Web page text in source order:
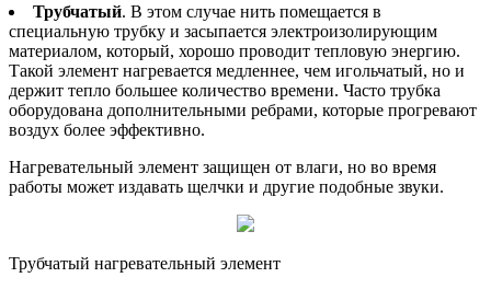
Трубчатый. В этом случае нить помещается в
специальную трубку и засыпается электроизолирующим
материалом, который, хорошо проводит тепловую энергию.
Такой элемент нагревается медленнее, чем игольчатый, но и
держит тепло большее количество времени. Часто трубка
оборудована дополнительными ребрами, которые прогревают
воздух более эффективно.
Нагревательный элемент защищен от влаги, но во время
работы может издавать щелчки и другие подобные звуки.
Трубчатый нагревательный элемент